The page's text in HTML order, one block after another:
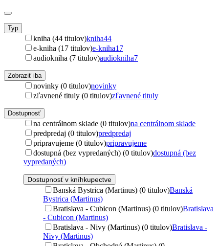
Typ
kniha (44 titulov)kniha44
e-kniha (17 titulov)e-kniha17
audiokniha (7 titulov)audiokniha7
Zobraziť iba
novinky (0 titulov)novinky
zľavnené tituly (0 titulov)zľavnené tituly
Dostupnosť
na centrálnom sklade (0 titulov)na centrálnom sklade
predpredaj (0 titulov)predpredaj
pripravujeme (0 titulov)pripravujeme
dostupná (bez vypredaných) (0 titulov)dostupná (bez
vypredaných)
Dostupnosť v kníhkupectve
Banská Bystrica (Martinus) (0 titulov)Banská
Bystrica (Martinus)
Bratislava - Cubicon (Martinus) (0 titulov)Bratislava
- Cubicon (Martinus)
Bratislava - Nivy (Martinus) (0 titulov)Bratislava -
Nivy (Martinus)